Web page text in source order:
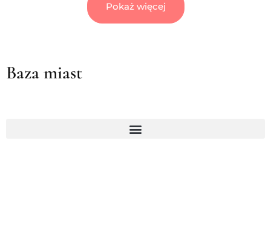
Pokaż więcej
Baza miast